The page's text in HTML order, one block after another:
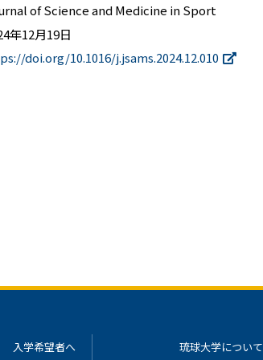
of Science and Medicine in Sport
年12月19日
doi.org/10.1016/j.jsams.2024.12.010
入学希望者へ 琉球大学について